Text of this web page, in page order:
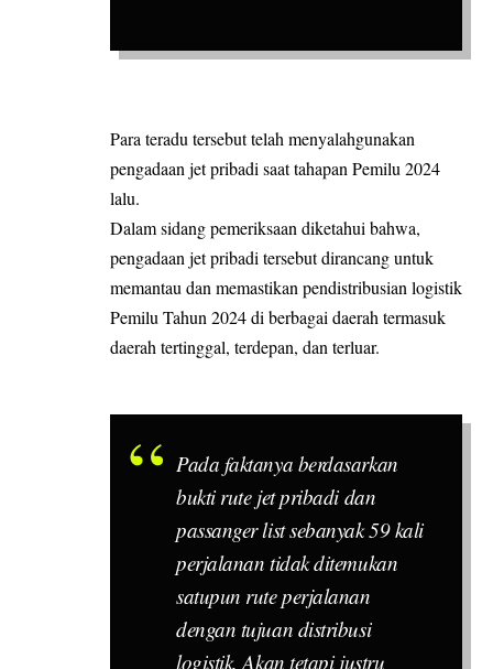
Para teradu tersebut telah menyalahgunakan
pengadaan jet pribadi saat tahapan Pemilu 2024
lalu.
Dalam sidang pemeriksaan diketahui bahwa,
pengadaan jet pribadi tersebut dirancang untuk
memantau dan memastikan pendistribusian logistik
Pemilu Tahun 2024 di berbagai daerah termasuk
daerah tertinggal, terdepan, dan terluar.
Pada faktanya berdasarkan
bukti rute jet pribadi dan
passanger list sebanyak 59 kali
perjalanan tidak ditemukan
satupun rute perjalanan
dengan tujuan distribusi
logistik. Akan tetapi justru